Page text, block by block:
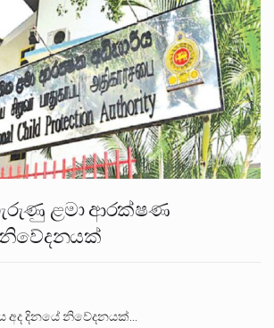
ළමා ආරක්ෂණ
අද දිනයේ නිවේදනයක්…